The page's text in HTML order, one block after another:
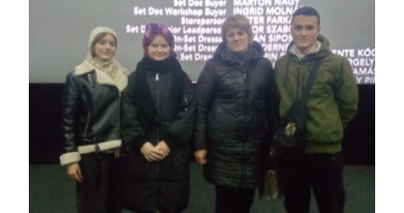
ВІДЗНАКИ КАФЕДРИ
ВІДГУКИ ВИПУСКНИКІВ
ПОДІЇ ТА ОГОЛОШЕННЯ